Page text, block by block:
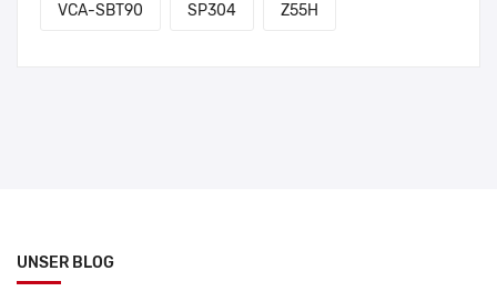
VCA-SBT90 SP304 Z55H
UNSER BLOG